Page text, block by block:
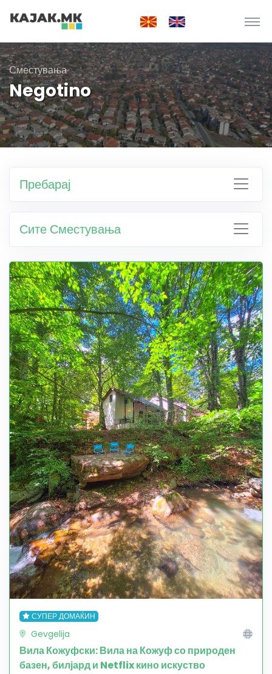
Сместувања
Negotino
Пребарај
Сите Сместувања
СУПЕР ДОМАЌИН
Gevgelija
Вила Кожуфски: Вила на Кожуф со природен
базен, билјард и Netflix кино искуство